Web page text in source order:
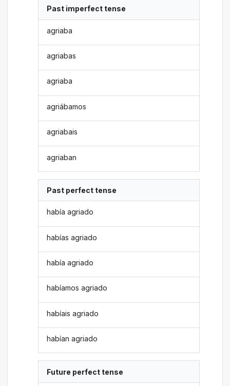
Past imperfect tense
agriaba
agriabas
agriaba
agriábamos
agriabais
agriaban
Past perfect tense
había agriado
habías agriado
había agriado
habíamos agriado
habíais agriado
habían agriado
Future perfect tense